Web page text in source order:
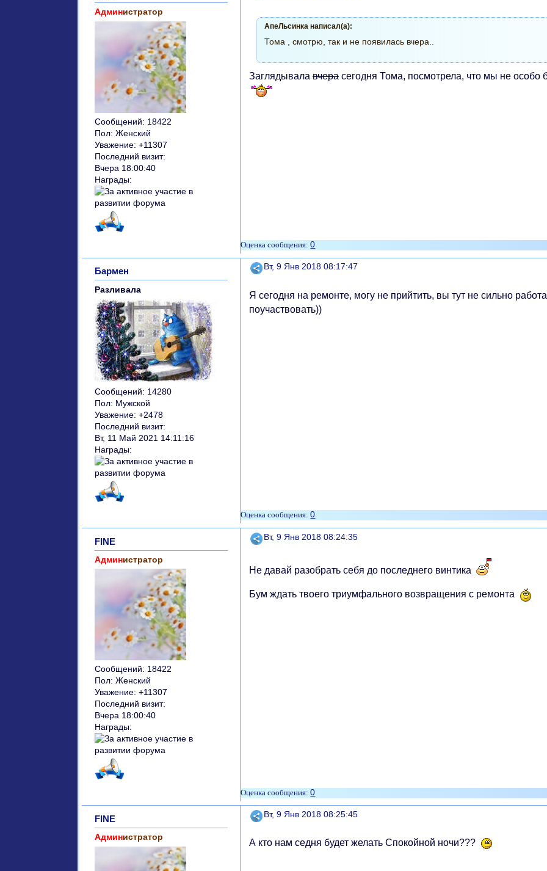
Администратор
Сообщений: 18422
Пол: Женский
Уважение: +11307
Последний визит:
Вчера 18:00:40
Награды:
АпеЛьсинка написал(а):
Тома , смотрю, так и не появилась вчера..
Заглядывалавчера сегодня Тома, посмотрела, что мы не
0
Поделиться
Вт, 9 Янв 2018 08:17:47
Бармен
Разливала
Сообщений: 14280
Пол: Мужской
Уважение: +2478
Последний визит:
Вт, 11 Май 2021 14:11:16
Награды:
Я сегодня на ремонте, могу не прийтить, вы тут не сильно
поучаствовать))
0
Поделиться
Вт, 9 Янв 2018 08:24:35
FINE
Администратор
Сообщений: 18422
Пол: Женский
Уважение: +11307
Последний визит:
Вчера 18:00:40
Награды:
Не давай разобрать себя до последнего винтика
Бум ждать твоего триумфального возвращения с ремонта
0
Поделиться
Вт, 9 Янв 2018 08:25:45
FINE
Администратор
А кто нам седня будет желать Спокойной ночи???